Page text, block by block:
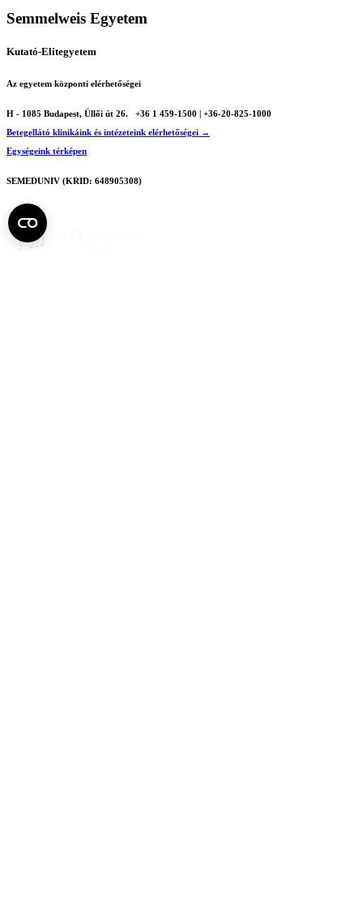
Semmelweis Egyetem
Kutató-Elitegyetem
Az egyetem központi elérhetőségei
H - 1085 Budapest, Üllői út 26.
+36 1 459-1500 | +36-20-825-1000
Betegellátó klinikáink és intézeteink elérhetőségei →
Egységeink térképen
SEMEDUNIV (KRID: 648905308)